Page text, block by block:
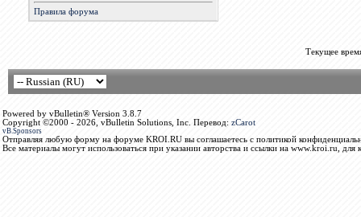
Правила форума
Текущее
Powered by vBulletin® Version 3.8.7
Copyright ©2000 - 2026, vBulletin Solutions, Inc. Перевод: zCarot
vB.Sponsors
Отправляя любую форму на форуме KROI.RU вы соглашаетесь с политикой
Все материалы могут использоваться при указании авторства и ссылки на www.kroi.ru, для